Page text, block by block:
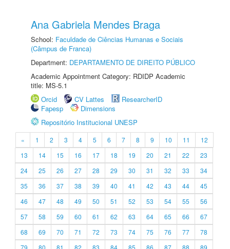
Ana Gabriela Mendes Braga
School: Faculdade de Ciências Humanas e Sociais
(Câmpus de Franca)
Department: DEPARTAMENTO DE DIREITO PÚBLICO
Academic Appointment Category: RDIDP Academic
title: MS-5.1
Orcid
CV Lattes
ResearcherID
Fapesp
Dimensions
Repositório Institucional UNESP
« 1 2 3 4 5 6 7 8 9 10 11
12
13
14 15 16 17 18 19 20 21 22
23
24
25 26 27 28 29 30 31 32 33
34
35
36 37 38 39 40 41 42 43 44
45
46
47 48 49 50 51 52 53 54 55
56
57
58 59 60 61 62 63 64 65 66
67
68
69 70 71 72 73 74 75 76 77
78
79
80 81 82 83 84 85 86 87 88
89